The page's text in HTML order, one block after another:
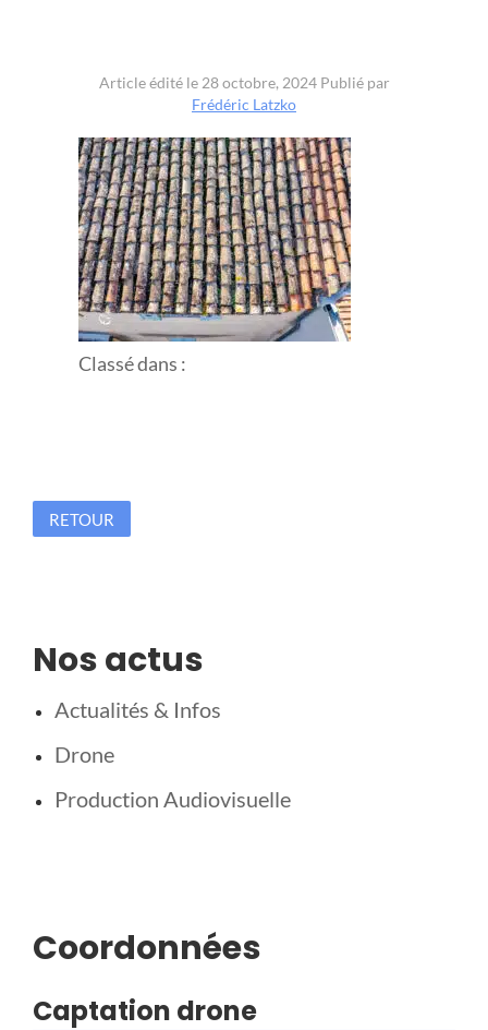
Article édité le 28 octobre, 2024 Publié par
Frédéric Latzko
Classé dans :
RETOUR
Nos actus
Actualités & Infos
Drone
Production Audiovisuelle
Coordonnées
Captation drone